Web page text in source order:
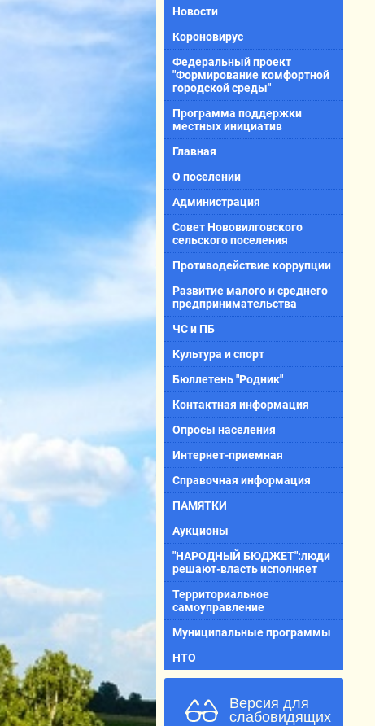
Новости
Короновирус
Федеральный проект
"Формирование комфортной
городской среды"
Программа поддержки
местных инициатив
Главная
О поселении
Администрация
Совет Нововилговского
сельского поселения
Противодействие коррупции
Развитие малого и среднего
предпринимательства
ЧС и ПБ
Культура и спорт
Бюллетень "Родник"
Контактная информация
Опросы населения
Интернет-приемная
Справочная информация
ПАМЯТКИ
Аукционы
"НАРОДНЫЙ БЮДЖЕТ":люди
решают-власть исполняет
Территориальное
самоуправление
Муниципальные программы
НТО
Версия для
слабовидящих